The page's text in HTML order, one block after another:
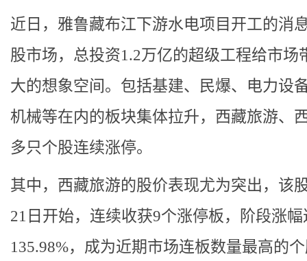
近日，雅鲁藏布江下游水电项目开工的消
股市场，总投资1.2万亿的超级工程给市场
大的想象空间。包括基建、民爆、电力设
机械等在内的板块集体拉升，西藏旅游、
多只个股连续涨停。
其中，西藏旅游的股价表现尤为突出，该
21日开始，连续收获9个涨停板，阶段涨幅
135.98%，成为近期市场连板数量最高的